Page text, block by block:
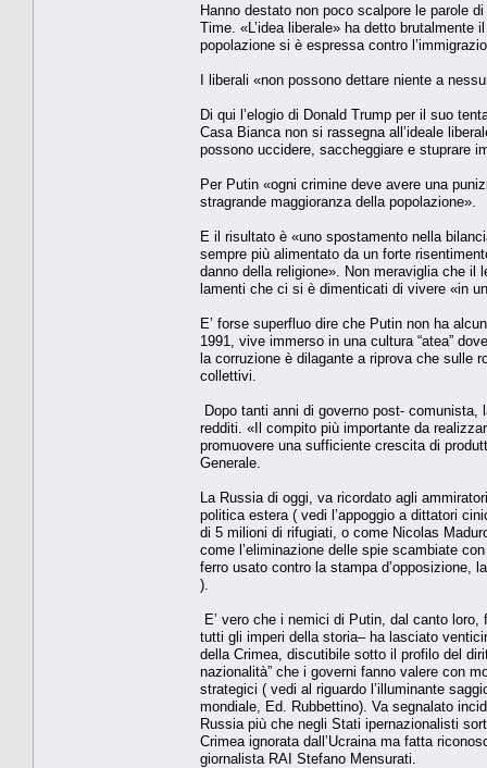
Hanno destato non poco scalpore le parole
Time. «L’idea liberale» ha detto
popolazione si è espressa contro
I liberali «non possono dettare niente a
Di qui l’elogio di Donald Trump per il suo
Casa Bianca non si rassegna all’ideale
possono uccidere, saccheggiare e stuprare
Per Putin «ogni crimine deve avere una
stragrande maggioranza della popolazione».
E il risultato è «uno spostamento nella
sempre più alimentato da un forte
danno della religione». Non meraviglia che il
lamenti che ci si è dimenticati di vivere «in
E’ forse superfluo dire che Putin non ha
1991, vive immerso in una cultura “atea”
la corruzione è dilagante a riprova che sulle
collettivi.
Dopo tanti anni di governo post-
redditi. «Il compito più importante da
promuovere una sufficiente crescita di
Generale.
La Russia di oggi, va ricordato agli
politica estera ( vedi l’appoggio a dittatori
di 5 milioni di rifugiati, o come Nicolas
come l’eliminazione delle spie scambiate
ferro usato contro la stampa d’opposizione,
).
E’ vero che i nemici di Putin, dal canto
tutti gli imperi della storia– ha lasciato
della Crimea, discutibile sotto il profilo del
nazionalità” che i governi fanno valere con
strategici ( vedi al riguardo l’illuminante
mondiale, Ed. Rubbettino). Va segnalato
Russia più che negli Stati ipernazionalisti
Crimea ignorata dall’Ucraina ma fatta
giornalista RAI Stefano Mensurati.